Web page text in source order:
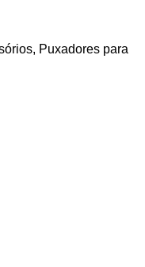
, Puxadores para